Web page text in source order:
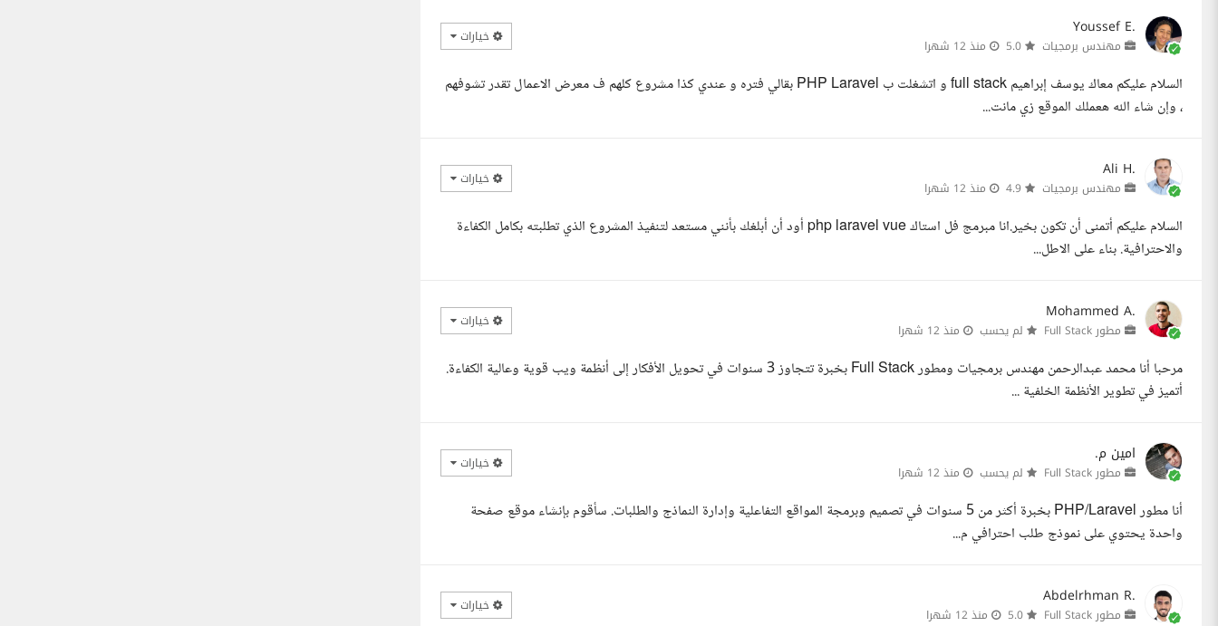
Youssef E.
مهندس برمجيات منذ 12 شهرا خيارات
السلام عليكم معاك يوسف إبراهيم full stack و اتشغلت ب PHP Laravel بقالي فتره و عندي كذا مشروع كلهم ف معرض الاعمال تقدر تشوفهم
، وإن شاء الله هعملك الموقع زي مانت...
Ali H.
مهندس برمجيات منذ 12 شهرا خيارات
السلام عليكم أتمنى أن تكون بخير.انا مبرمج فل استاك php laravel vue أود أن أبلغك بأنني مستعد لتنفيذ المشروع الذي تطلبته بكامل الكفاءة
والاحترافية. بناء على الاطل...
Mohammed A.
مطور Full Stack لم يحسب منذ 12 شهرا خيارات
مرحبا أنا محمد عبدالرحمن مهندس برمجيات ومطور Full Stack بخبرة تتجاوز 3 سنوات في تحويل الأفكار إلى أنظمة ويب قوية وعالية الكفاءة.
أتميز في تطوير الأنظمة الخلفية ...
امين م.
مطور Full Stack لم يحسب منذ 12 شهرا خيارات
أنا مطور PHP/Laravel بخبرة أكثر من 5 سنوات في تصميم وبرمجة المواقع التفاعلية وإدارة النماذج والطلبات. سأقوم بإنشاء موقع صفحة
واحدة يحتوي على نموذج طلب احترافي م...
Abdelrhman R.
مطور Full Stack منذ 12 شهرا خيارات